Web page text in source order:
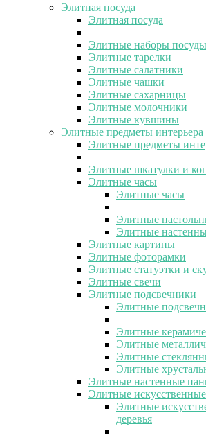
Элитная посуда
Элитная посуда
Элитные наборы посуды
Элитные тарелки
Элитные салатники
Элитные чашки
Элитные сахарницы
Элитные молочники
Элитные кувшины
Элитные предметы интерьера
Элитные предметы
Элитные шкатулки и
Элитные часы
Элитные часы
Элитные
Элитные
Элитные картины
Элитные фоторамки
Элитные статуэтки и
Элитные свечи
Элитные подсвечники
Элитные
Элитные
Элитные
Элитные
Элитные
Элитные настенные
Элитные
Элитные
деревья